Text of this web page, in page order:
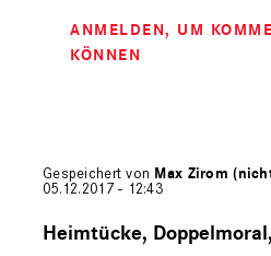
ANMELDEN, UM
KÖNNEN
Gespeichert von Max Zirom
05.12.2017 - 12:43
auf
Heimtücke,